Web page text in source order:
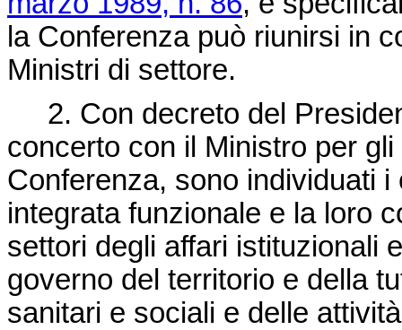
la Conferenza può riunirsi in
Ministri di settore.
2. Con decreto del
concerto con il Ministro per
Conferenza, sono individuati
integrata funzionale e la loro
settori degli affari istituzionali
governo del territorio e della
sanitari e sociali e delle